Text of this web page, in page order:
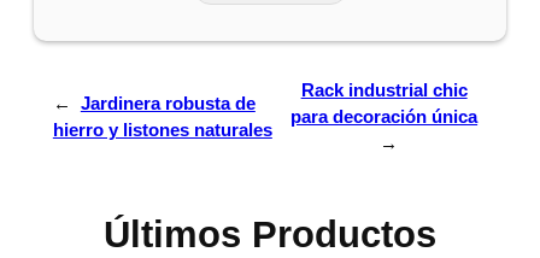
←
Jardinera robusta de
hierro y listones naturales
Rack industrial chic
para decoración única
→
Últimos Productos